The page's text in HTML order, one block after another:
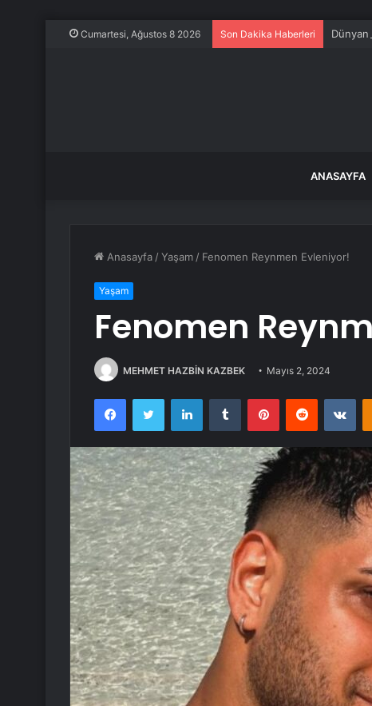
Cumartesi, Ağustos 8 2026 Son Dakika Haberleri
ANASAYFA
Anasayfa /Yaşam / Fenomen Reynmen Evleniyor!
Yaşam
Fenomen
MEHMET HAZBİN KAZBEK Mayıs 2, 2024
FacebookTwitter LinkedInTumblr PinterestReddit